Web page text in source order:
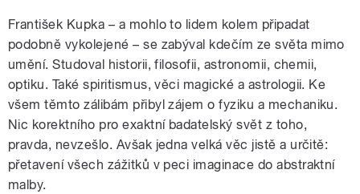
František Kupka – a mohlo to lidem kolem připadat
podobně vykolejené – se zabýval kdečím ze světa mimo
umění. Studoval historii, filosofii, astronomii, chemii,
optiku. Také spiritismus, věci magické a astrologii. Ke
všem těmto zálibám přibyl zájem o fyziku a mechaniku.
Nic korektního pro exaktní badatelský svět z toho,
pravda, nevzešlo. Avšak jedna velká věc jistě a určitě:
přetavení všech zážitků v peci imaginace do abstraktní
malby.